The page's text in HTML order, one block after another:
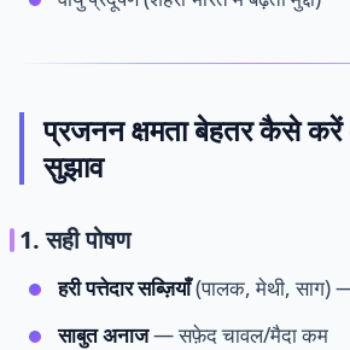
प्रजनन क्षमता बेहतर कैसे करें
सुझाव
1. सही पोषण
हरी पत्तेदार सब्ज़ियाँ(पालक, मेथी, साग)
साबुत अनाज— सफ़ेद चावल/मैदा कम